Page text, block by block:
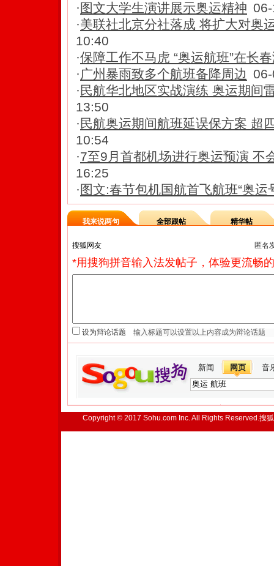
· 图文大学生演讲展示奥运精神
·美联社北京分社落成 将扩大对奥
10:40
·保障工作不马虎 “奥运航班”在长
·广州暴雨致多个航班备降周边
· 民航华北地区实战演练 奥运期间
13:50
· 民航奥运期间航班延误保方案 超
10:54
·7至9月首都机场进行奥运预演 不
16:25
· 图文:春节包机国航首飞航班“奥运
我来说两句 全部跟帖 精华帖
匿名
*用搜狗拼音输入法发帖子，体验更流畅
设为辩论话题
新闻 网页 音
Copyright © 2017 Sohu.com Inc. All Rights Reserved.搜